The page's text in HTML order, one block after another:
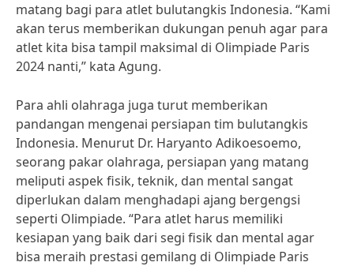
matang bagi para atlet bulutangkis Indonesia. “Kami
akan terus memberikan dukungan penuh agar para
atlet kita bisa tampil maksimal di Olimpiade Paris
2024 nanti,” kata Agung.
Para ahli olahraga juga turut memberikan
pandangan mengenai persiapan tim bulutangkis
Indonesia. Menurut Dr. Haryanto Adikoesoemo,
seorang pakar olahraga, persiapan yang matang
meliputi aspek fisik, teknik, dan mental sangat
diperlukan dalam menghadapi ajang bergengsi
seperti Olimpiade. “Para atlet harus memiliki
kesiapan yang baik dari segi fisik dan mental agar
bisa meraih prestasi gemilang di Olimpiade Paris